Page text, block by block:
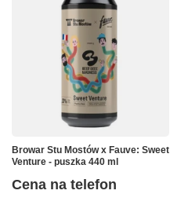
Browar Stu Mostów x Fauve: Sweet
Venture - puszka 440 ml
Cena na telefon